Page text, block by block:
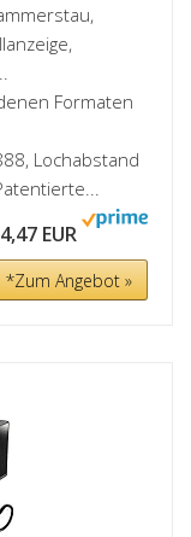
Formaten
Lochabstand
EUR
*Zum Angebot »